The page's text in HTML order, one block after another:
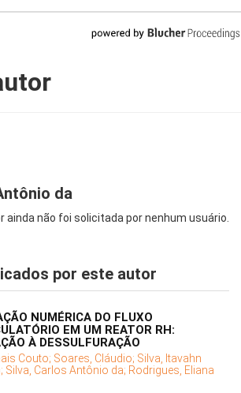
da
ainda não foi solicitada por nenhum usuário.
por este autor
NUMÉRICA DO FLUXO
EM UM REATOR RH:
À DESSULFURAÇÃO
Couto; Soares, Cláudio; Silva, Itavahn
Silva, Carlos Antônio da; Rodrigues, Eliana